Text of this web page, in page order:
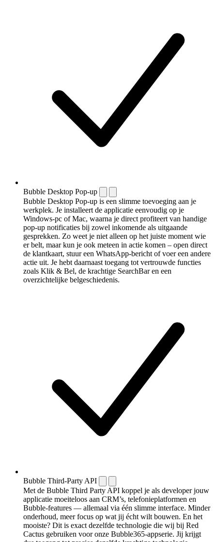
Bubble Desktop Pop-up
Bubble Desktop Pop-up is een slimme toevoeging aan je
werkplek. Je installeert de applicatie eenvoudig op je
Windows-pc of Mac, waarna je direct profiteert van handige
pop-up notificaties bij zowel inkomende als uitgaande
gesprekken. Zo weet je niet alleen op het juiste moment wie
er belt, maar kun je ook meteen in actie komen – open direct
de klantkaart, stuur een WhatsApp-bericht of voer een andere
actie uit. Je hebt daarnaast toegang tot vertrouwde functies
zoals Klik & Bel, de krachtige SearchBar en een
overzichtelijke belgeschiedenis.
Bubble Third-Party API
Met de Bubble Third Party API koppel je als developer jouw
applicatie moeiteloos aan CRM’s, telefonieplatformen en
Bubble-features — allemaal via één slimme interface. Minder
onderhoud, meer focus op wat jij écht wilt bouwen. En het
mooiste? Dit is exact dezelfde technologie die wij bij Red
Cactus gebruiken voor onze Bubble365-appserie. Jij krijgt